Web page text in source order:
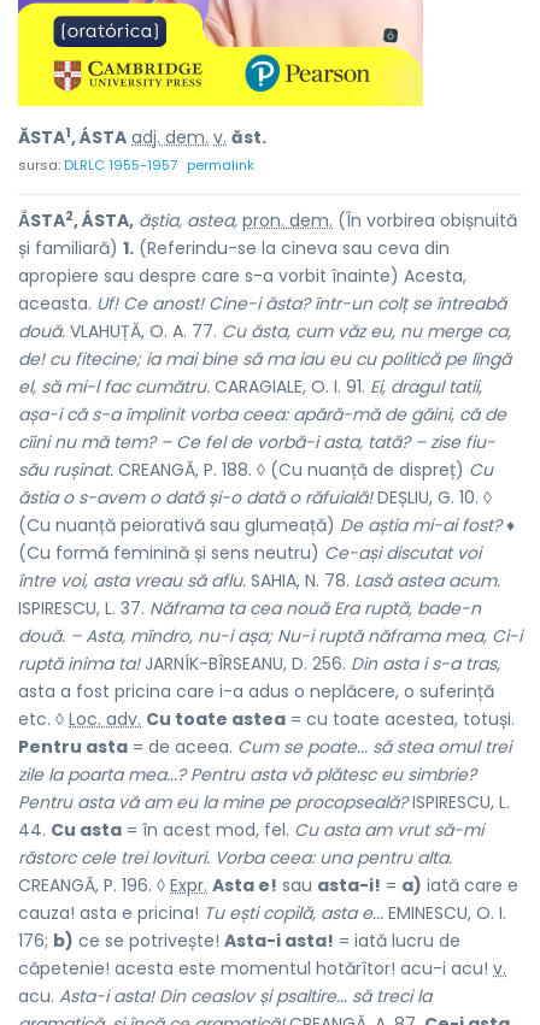
ĂSTA1, ÁSTA adj. dem. v. ăst.
sursa:DLRLC 1955-1957 permalink
ẮSTA2, ÁSTA, ăștia, astea, pron. dem. (În vorbirea obișnuită
și familiară) 1. (Referindu-se la cineva sau ceva din
apropiere sau despre care s-a vorbit înainte) Acesta,
aceasta. Uf! Ce anost! Cine-i ăsta? într-un colț se întreabă
două. VLAHUȚĂ, O. A. 77. Cu ăsta, cum văz eu, nu merge ca,
de! cu fitecine; ia mai bine să ma iau eu cu politică pe lîngă
el, să mi-l fac cumătru. CARAGIALE, O. I. 91. Ei, dragul tatii,
așa-i că s-a împlinit vorba ceea: apără-mă de găini, că de
cîini nu mă tem? – Ce fel de vorbă-i asta, tată? – zise fiu-
său rușinat. CREANGĂ, P. 188. ◊ (Cu nuanță de dispreț) Cu
ăstia o s-avem o dată și-o dată o răfuială!DEȘLIU, G. 10. ◊
(Cu nuanță peiorativă sau glumeață) De aștia mi-ai fost?♦
(Cu formă feminină și sens neutru) Ce-ași discutat voi
între voi, asta vreau să aflu. SAHIA, N. 78. Lasă astea acum.
ISPIRESCU, L. 37. Năframa ta cea nouă Era ruptă, bade-n
două. – Asta, mîndro, nu-i așa; Nu-i ruptă năframa mea, Ci-i
ruptă inima ta!JARNÍK-BÎRSEANU, D. 256. Din asta i s-a tras,
asta a fost pricina care i-a adus o neplăcere, o suferință
etc. ◊ Loc. adv. Cu toate astea = cu toate acestea, totuși.
Pentru asta = de aceea. Cum se poate... să stea omul trei
zile la poarta mea...? Pentru asta vă plătesc eu simbrie?
Pentru asta vă am eu la mine pe procopseală?ISPIRESCU, L.
44. Cu asta = în acest mod, fel. Cu asta am vrut să-mi
răstorc cele trei lovituri. Vorba ceea: una pentru alta.
CREANGĂ, P. 196. ◊ Expr. Asta e! sau asta-i! = a) iată care e
cauza! asta e pricina! Tu ești copilă, asta e... EMINESCU, O. I.
176; b) ce se potrivește! Asta-i asta! = iată lucru de
căpetenie! acesta este momentul hotărîtor! acu-i acu! v.
acu. Asta-i asta! Din ceaslov și psaltire... să treci la